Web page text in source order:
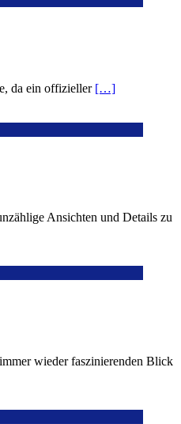
da ein offizieller […]
Ansichten und Details zu
wieder faszinierenden Blick